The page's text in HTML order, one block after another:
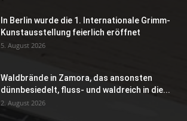
In Berlin wurde die 1. Internationale Grimm-
Kunstausstellung feierlich eröffnet
5. August 2026
Waldbrände in Zamora, das ansonsten
dünnbesiedelt, fluss- und waldreich in die...
2. August 2026